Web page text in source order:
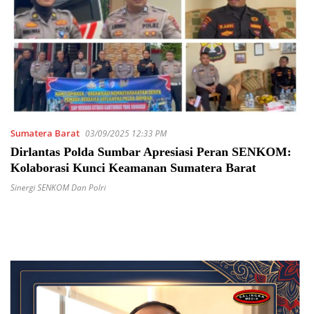
Sumatera Barat 03/09/2025 12:33 PM
Dirlantas Polda Sumbar Apresiasi Peran SENKOM:
Kolaborasi Kunci Keamanan Sumatera Barat
Sinergi SENKOM Dan Polri